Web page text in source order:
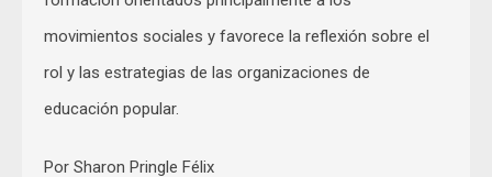
movimientos sociales y favorece la reflexión sobre el
rol y las estrategias de las organizaciones de
educación popular.
Por Sharon Pringle Félix